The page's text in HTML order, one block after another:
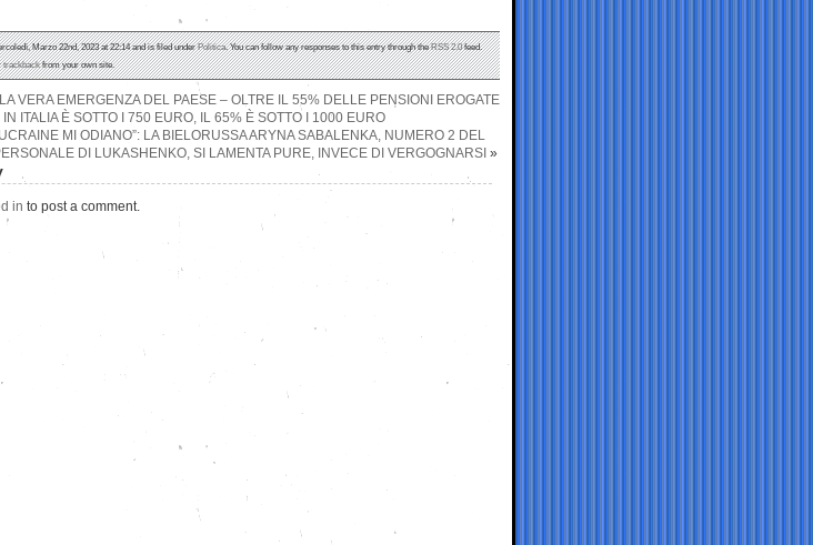
Marzo 22nd, 2023 at 22:14 and is filed underPolitica. You can follow any responses to this entry through theRSS 2.0feed.
trackbackfrom your own site.
VERA EMERGENZA DEL PAESE – OLTRE IL 55% DELLE PENSIONI EROGATE
IN ITALIA È SOTTO I 750 EURO, IL 65% È SOTTO I 1000 EURO
MI ODIANO”: LA BIELORUSSA ARYNA SABALENKA, NUMERO 2 DEL
DI LUKASHENKO, SI LAMENTA PURE, INVECE DI VERGOGNARSI »
in to post a comment.